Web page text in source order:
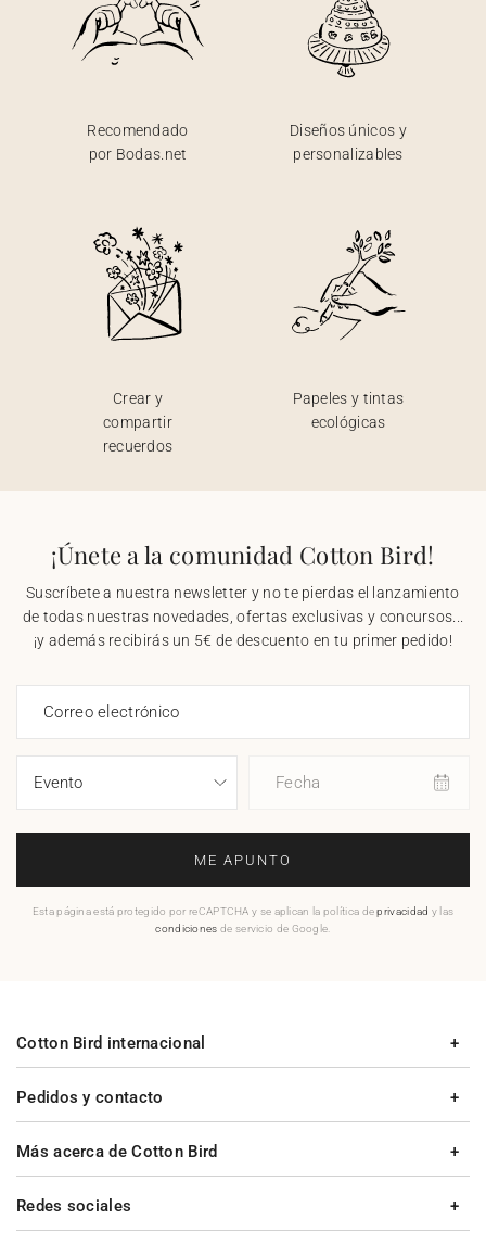
Recomendado
por Bodas.net
Diseños únicos y
personalizables
Crear y
compartir
recuerdos
Papeles y tintas
ecológicas
¡Únete a la comunidad Cotton Bird!
Suscríbete a nuestra newsletter y no te pierdas el lanzamiento
de todas nuestras novedades, ofertas exclusivas y concursos...
¡y además recibirás un 5€ de descuento en tu primer pedido!
Correo electrónico
Fecha
ME APUNTO
Esta página está protegido por reCAPTCHA y se aplican la política deprivacidad y las
condiciones de servicio de Google.
Pedidos y contacto
Más acerca de Cotton Bird
Cotton Bird internacional
Redes sociales